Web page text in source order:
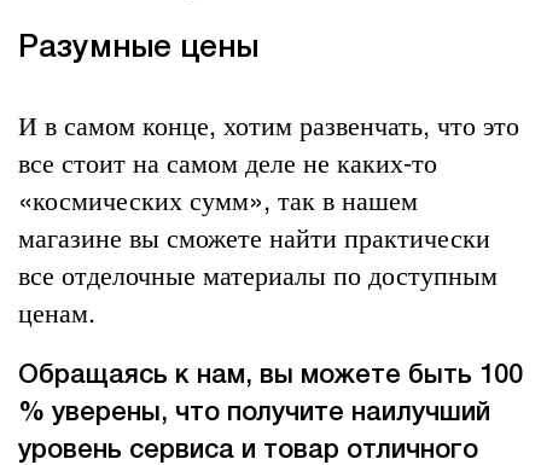
Разумные цены
И в самом конце, хотим развенчать, что это
все стоит на самом деле не каких-то
«космических сумм», так в нашем
магазине вы сможете найти практически
все отделочные материалы по доступным
ценам.
Обращаясь к нам, вы можете быть 100
% уверены, что получите наилучший
уровень сервиса и товар отличного